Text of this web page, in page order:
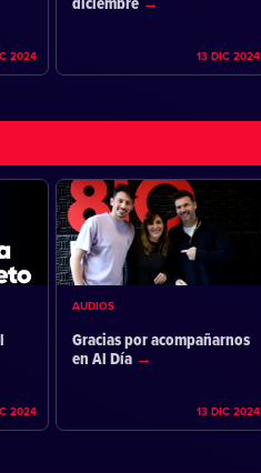
2024
diciembre
13 DIC 2024
2024
AUDIOS
Gracias por acompañarnos
en Al Día
13 DIC 2024